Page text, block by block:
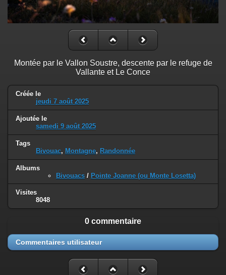
Montée par le Vallon Soustre, descente par le refuge de
Vallante et Le Conce
Créée le
jeudi 7 août 2025
Ajoutée le
samedi 9 août 2025
Tags
Bivouac, Montagne, Randonnée
Albums
Bivouacs / Pointe Joanne (ou Monte Losetta)
Visites
8048
0 commentaire
Commentaires utilisateur